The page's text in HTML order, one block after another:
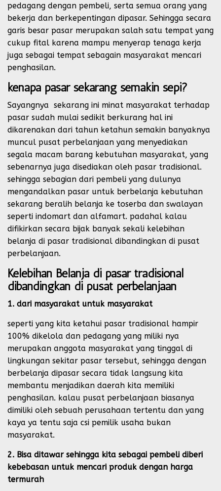
pedagang dengan pembeli, serta semua orang yang
bekerja dan berkepentingan dipasar. Sehingga secara
garis besar pasar merupakan salah satu tempat yang
cukup fital karena mampu menyerap tenaga kerja
juga sebagai tempat sebagain masyarakat mencari
penghasilan.
kenapa pasar sekarang semakin sepi?
Sayangnya sekarang ini minat masyarakat terhadap
pasar sudah mulai sedikit berkurang hal ini
dikarenakan dari tahun ketahun semakin banyaknya
muncul pusat perbelanjaan yang menyediakan
segala macam barang kebutuhan masyarakat, yang
sebenarnya juga disediakan oleh pasar tradisional.
sehingga sebagian dari pembeli yang dulunya
mengandalkan pasar untuk berbelanja kebutuhan
sekarang beralih belanja ke toserba dan swalayan
seperti indomart dan alfamart. padahal kalau
difikirkan secara bijak banyak sekali kelebihan
belanja di pasar tradisional dibandingkan di pusat
perbelanjaan.
Kelebihan Belanja di pasar tradisional
dibandingkan di pusat perbelanjaan
1. dari masyarakat untuk masyarakat
seperti yang kita ketahui pasar tradisional hampir
100% dikelola dan pedagang yang miliki nya
merupakan anggota masyarakat yang tinggal di
lingkungan sekitar pasar tersebut, sehingga dengan
berbelanja dipasar secara tidak langsung kita
membantu menjadikan daerah kita memiliki
penghasilan. kalau pusat perbelanjaan biasanya
dimiliki oleh sebuah perusahaan tertentu dan yang
kaya ya tentu saja csi pemilik usaha bukan
masyarakat.
2. Bisa ditawar sehingga kita sebagai pembeli diberi
kebebasan untuk mencari produk dengan harga
termurah